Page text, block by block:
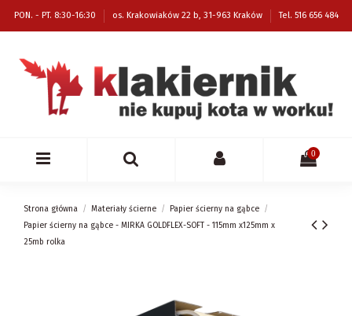
PON. - PT. 8:30-16:30 os. Krakowiaków 22 b, 31-963 Kraków Tel. 516 656 484
0
Strona główna Materiały ścierne
Papier ścierny na gąbce
Papier ścierny na gąbce - MIRKA GOLDFLEX-SOFT - 115mm x125mm x
25mb rolka